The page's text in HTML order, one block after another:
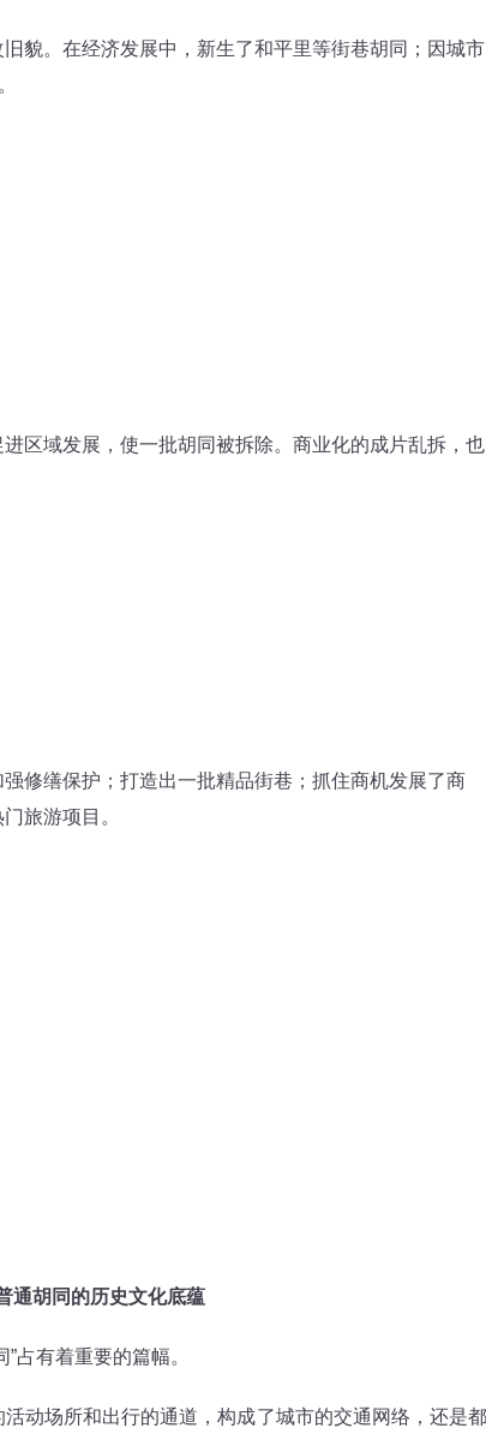
。在经济发展中，新生了和平里等街巷胡同；因城市
域发展，使一批胡同被拆除。商业化的成片乱拆，也
缮保护；打造出一批精品街巷；抓住商机发展了商
旅游项目。
通胡同的历史文化底蕴
有着重要的篇幅。
场所和出行的通道，构成了城市的交通网络，还是都